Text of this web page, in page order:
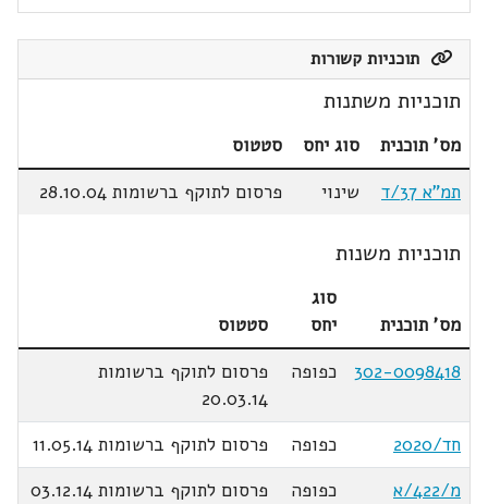
תוכניות קשורות
תוכניות משתנות
מס' תוכנית סוג יחס
סטטוס
תמ"א 37/ד
שינוי פרסום לתוקף ברשומות 28.10.04
תוכניות משנות
מס' תוכנית
סוג
יחס
סטטוס
302-0098418
כפופה
פרסום לתוקף ברשומות
20.03.14
חד/2020
כפופה
פרסום לתוקף ברשומות 11.05.14
מ/422/א
כפופה
פרסום לתוקף ברשומות 03.12.14